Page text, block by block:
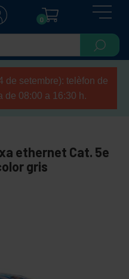
0
de setembre): telèfon de
de 08:00 a 16:30 h.
ethernet Cat. 5e
gris